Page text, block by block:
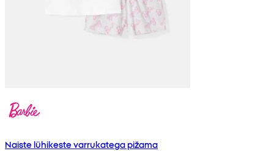
Naiste lühikeste varrukatega pižama